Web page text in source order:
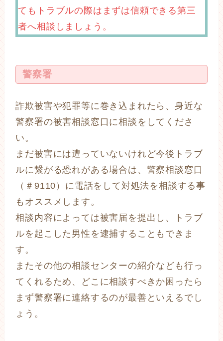
てもトラブルの際はまずは信頼できる第三
者へ相談しましょう。
警察署
詐欺被害や犯罪等に巻き込まれたら、身近な
警察署の被害相談窓口に相談をしてくださ
い。
まだ被害には遭っていないけれど今後トラブ
ルに繋がる恐れがある場合は、警察相談窓口
（＃9110）に電話をして対処法を相談する事
もオススメします。
相談内容によっては被害届を提出し、トラブ
ルを起こした男性を逮捕することもできま
す。
またその他の相談センターの紹介なども行っ
てくれるため、どこに相談すべきか困ったら
まず警察署に連絡するのが最善といえるでし
ょう。